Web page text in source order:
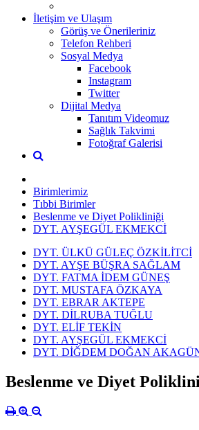
İletişim ve Ulaşım
Görüş ve Önerileriniz
Telefon Rehberi
Sosyal Medya
Facebook
Instagram
Twitter
Dijital Medya
Tanıtım Videomuz
Sağlık Takvimi
Fotoğraf Galerisi
Birimlerimiz
Tıbbi Birimler
Beslenme ve Diyet Polikliniği
DYT. AYŞEGÜL EKMEKCİ
DYT. ÜLKÜ GÜLEÇ ÖZKİLİTCİ
DYT. AYŞE BÜŞRA SAĞLAM
DYT. FATMA İDEM GÜNEŞ
DYT. MUSTAFA ÖZKAYA
DYT. EBRAR AKTEPE
DYT. DİLRUBA TUĞLU
DYT. ELİF TEKİN
DYT. AYŞEGÜL EKMEKCİ
DYT. DİĞDEM DOĞAN
Beslenme ve Diyet